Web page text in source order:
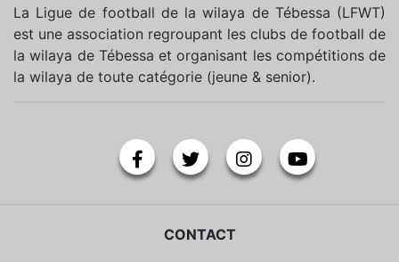
La Ligue de football de la wilaya de Tébessa (LFWT)
est une association regroupant les clubs de football de
la wilaya de Tébessa et organisant les compétitions de
la wilaya de toute catégorie (jeune & senior).
CONTACT